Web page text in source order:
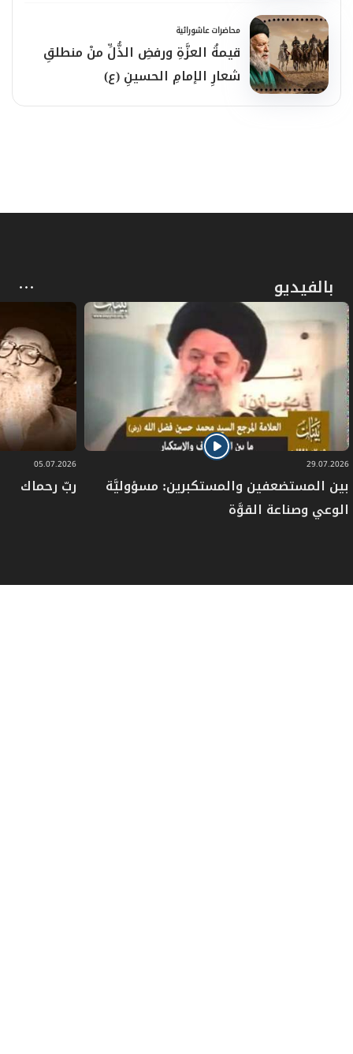
محاضرات عاشورائية
قيمةُ العزَّةِ ورفضِ الذُّلِّ منْ منطلقِ
شعارِ الإمامِ الحسينِ (ع)
بالفيديو
29.07.2026
بين المستضعفين والمستكبرين: مسؤوليَّة
الوعي وصناعة القوَّة
05.07.2026
ربّ رحماك